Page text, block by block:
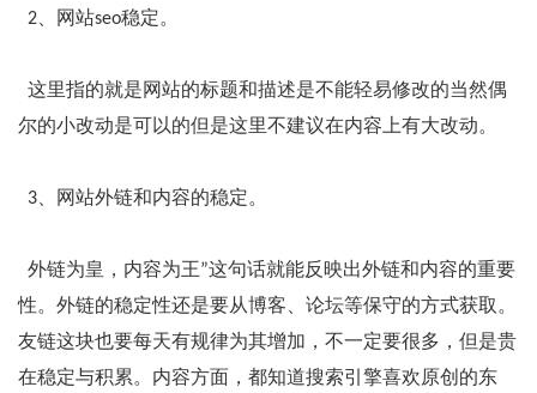
2、网站seo稳定。
这里指的就是网站的标题和描述是不能轻易修改的当然偶
尔的小改动是可以的但是这里不建议在内容上有大改动。
3、网站外链和内容的稳定。
外链为皇，内容为王”这句话就能反映出外链和内容的重要
性。外链的稳定性还是要从博客、论坛等保守的方式获取。
友链这块也要每天有规律为其增加，不一定要很多，但是贵
在稳定与积累。内容方面，都知道搜索引擎喜欢原创的东